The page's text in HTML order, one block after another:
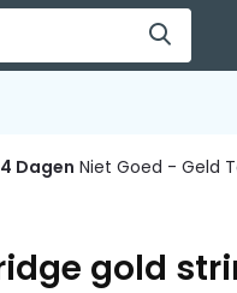
Dagen Niet Goed - Geld
gold